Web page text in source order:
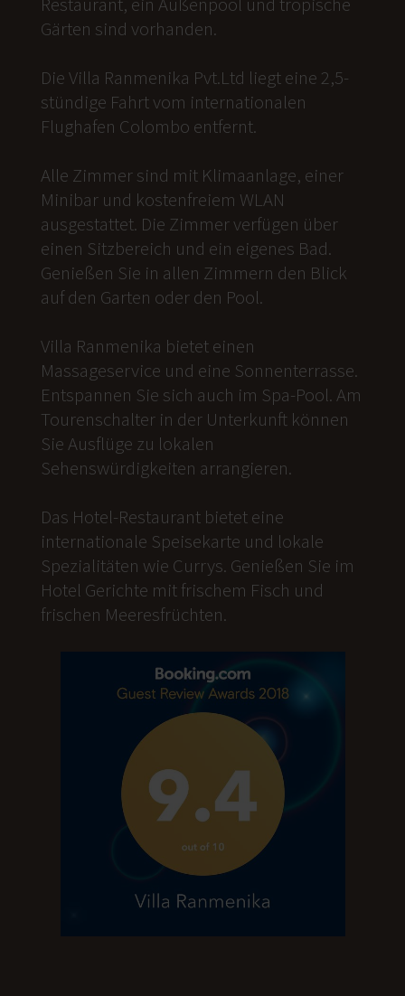
Gärten sind vorhanden.
Die Villa Ranmenika Pvt.Ltd liegt eine 2,5-
stündige Fahrt vom internationalen
Flughafen Colombo entfernt.
Alle Zimmer sind mit Klimaanlage, einer
Minibar und kostenfreiem WLAN
ausgestattet. Die Zimmer verfügen über
einen Sitzbereich und ein eigenes Bad.
Genießen Sie in allen Zimmern den Blick
auf den Garten oder den Pool.
Villa Ranmenika bietet einen
Massageservice und eine Sonnenterrasse.
Entspannen Sie sich auch im Spa-Pool. Am
Tourenschalter in der Unterkunft können
Sie Ausflüge zu lokalen
Sehenswürdigkeiten arrangieren.
Das Hotel-Restaurant bietet eine
internationale Speisekarte und lokale
Spezialitäten wie Currys. Genießen Sie im
Hotel Gerichte mit frischem Fisch und
frischen Meeresfrüchten.